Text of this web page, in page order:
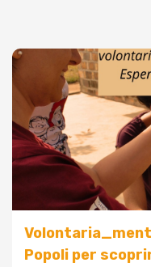
Popoli per